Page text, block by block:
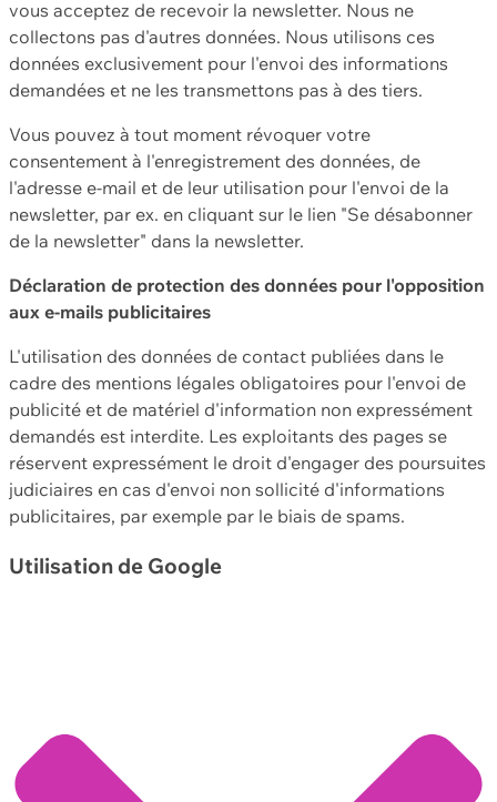
vous acceptez de recevoir la newsletter. Nous ne
collectons pas d'autres données. Nous utilisons ces
données exclusivement pour l'envoi des informations
demandées et ne les transmettons pas à des tiers.
Vous pouvez à tout moment révoquer votre
consentement à l'enregistrement des données, de
l'adresse e-mail et de leur utilisation pour l'envoi de la
newsletter, par ex. en cliquant sur le lien "Se désabonner
de la newsletter" dans la newsletter.
Déclaration de protection des données pour l'opposition
aux e-mails publicitaires
L'utilisation des données de contact publiées dans le
cadre des mentions légales obligatoires pour l'envoi de
publicité et de matériel d'information non expressément
demandés est interdite. Les exploitants des pages se
réservent expressément le droit d'engager des poursuites
judiciaires en cas d'envoi non sollicité d'informations
publicitaires, par exemple par le biais de spams.
Utilisation de Google